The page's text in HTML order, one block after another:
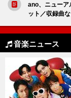
ano、ニューア
ット／収録曲
音楽ニュース